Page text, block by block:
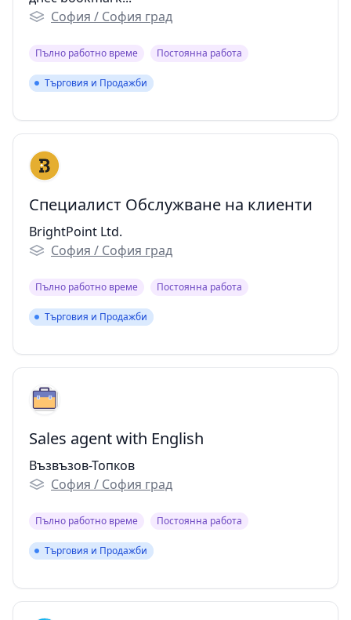
София / София град
Пълно работно време Постоянна работа
Търговия и Продажби
Търговия и Продажби
Специалист Обслужване на клиенти
BrightPoint Ltd.
София / София град
Пълно работно време Постоянна работа
Търговия и Продажби
Търговия и Продажби
Sales agent with English
Възвъзов-Топков
София / София град
Пълно работно време Постоянна работа
Търговия и Продажби
Търговия и Продажби